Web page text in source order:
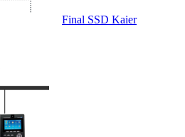
Final SSD Kaier